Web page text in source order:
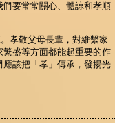
要常常關心、體諒和孝順
孝敬父母長輩，對維繫家
盛等方面都能起重要的作
該把「孝」傳承，發揚光